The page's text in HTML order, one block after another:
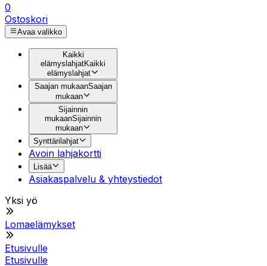
0
Ostoskori
Avaa valikko
Kaikki
elämyslahjatKaikki
elämyslahjat
Saajan mukaanSaajan
mukaan
Sijainnin
mukaanSijainnin
mukaan
Synttärilahjat
Avoin lahjakortti
Lisää
Asiakaspalvelu & yhteystiedot
Yksi yö
Lomaelämykset
Etusivulle
Etusivulle